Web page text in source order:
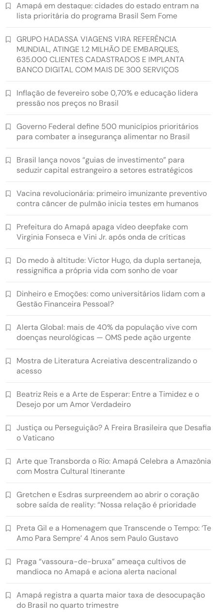
Amapá em destaque: cidades do estado entram na
lista prioritária do programa Brasil Sem Fome
GRUPO HADASSA VIAGENS VIRA REFERÊNCIA
MUNDIAL, ATINGE 1.2 MILHÃO DE EMBARQUES,
635.000 CLIENTES CADASTRADOS E IMPLANTA
BANCO DIGITAL COM MAIS DE 300 SERVIÇOS
Inflação de fevereiro sobe 0,70% e educação lidera
pressão nos preços no Brasil
Governo Federal define 500 municípios prioritários
para combater a insegurança alimentar no Brasil
Brasil lança novos “guias de investimento” para
seduzir capital estrangeiro a setores estratégicos
Vacina revolucionária: primeiro imunizante preventivo
contra câncer de pulmão inicia testes em humanos
Prefeitura do Amapá apaga vídeo deepfake com
Virginia Fonseca e Vini Jr. após onda de críticas
Do medo à altitude: Victor Hugo, da dupla sertaneja,
ressignifica a própria vida com sonho de voar
Dinheiro e Emoções: como universitários lidam com a
Gestão Financeira Pessoal?
Alerta Global: mais de 40% da população vive com
doenças neurológicas — OMS pede ação urgente
Mostra de Literatura Acreiativa descentralizando o
acesso
Beatriz Reis e a Arte de Esperar: Entre a Timidez e o
Desejo por um Amor Verdadeiro
Justiça ou Perseguição? A Freira Brasileira que Desafia
o Vaticano
Arte que Transborda o Rio: Amapá Celebra a Amazônia
com Mostra Cultural Itinerante
Gretchen e Esdras surpreendem ao abrir o coração
sobre saída de reality: “Nossa relação é prioridade
Preta Gil e a Homenagem que Transcende o Tempo: ‘Te
Amo Para Sempre’ 4 Anos sem Paulo Gustavo
Praga “vassoura-de-bruxa” ameaça cultivos de
mandioca no Amapá e aciona alerta nacional
Amapá registra a quarta maior taxa de desocupação
do Brasil no quarto trimestre